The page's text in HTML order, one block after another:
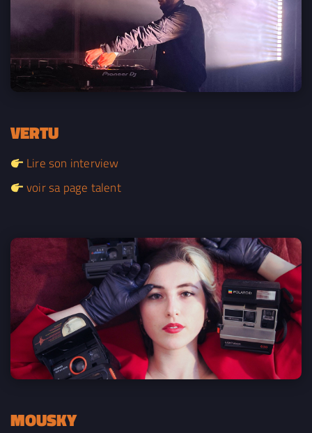
VERTU
Lire son interview
voir sa page talent
MOUSKY